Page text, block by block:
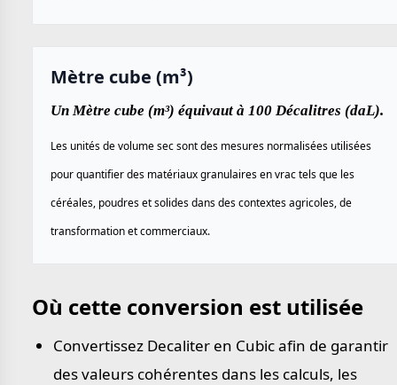
Mètre cube (m³)
Un Mètre cube (m³) équivaut à 100 Décalitres (daL).
Les unités de volume sec sont des mesures normalisées utilisées
pour quantifier des matériaux granulaires en vrac tels que les
céréales, poudres et solides dans des contextes agricoles, de
transformation et commerciaux.
Où cette conversion est utilisée
Convertissez Decaliter en Cubic afin de garantir
des valeurs cohérentes dans les calculs, les